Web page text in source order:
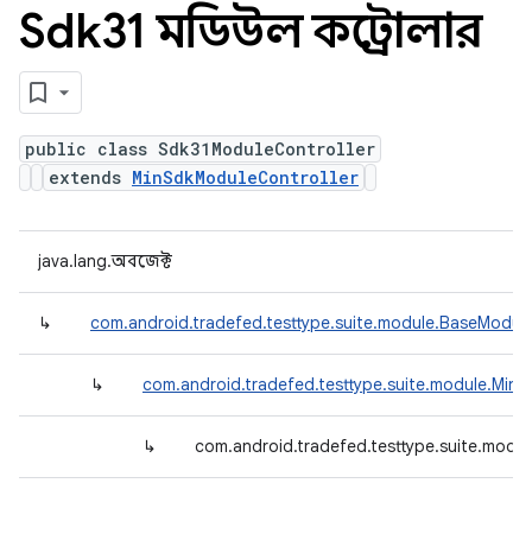
Sdk31 মডিউল কন্ট্রোলার
public class Sdk31ModuleController
extends MinSdkModuleController
java.lang.অবজেক্ট
↳
↳
↳